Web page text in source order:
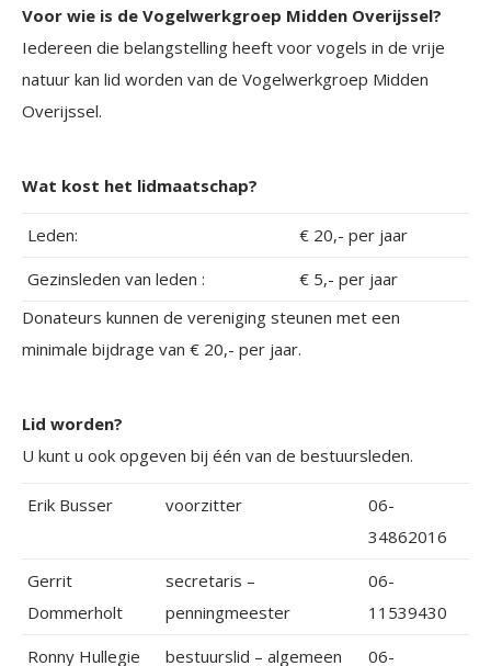
Voor wie is de Vogelwerkgroep Midden Overijssel?
Iedereen die belangstelling heeft voor vogels in de vrije
natuur kan lid worden van de Vogelwerkgroep Midden
Overijssel.
Wat kost het lidmaatschap?
Leden:
€ 20,- per jaar
Gezinsleden van leden :
€ 5,- per jaar
Donateurs kunnen de vereniging steunen met een
minimale bijdrage van € 20,- per jaar.
Lid worden?
U kunt u ook opgeven bij één van de bestuursleden.
Erik Busser voorzitter
06-
34862016
Gerrit
Dommerholt
secretaris –
penningmeester
06-
11539430
Ronny Hullegie
bestuurslid – algemeen 06-